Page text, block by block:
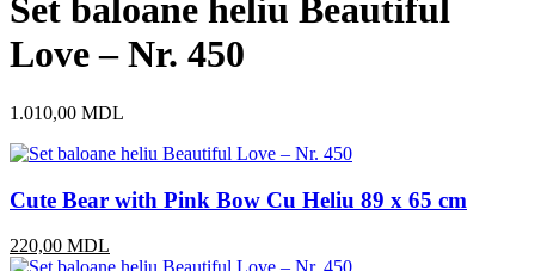
Set baloane heliu Beautiful
Love – Nr. 450
1.010,00 MDL
Cute Bear with Pink Bow Cu Heliu 89 x 65 cm
220,00 MDL